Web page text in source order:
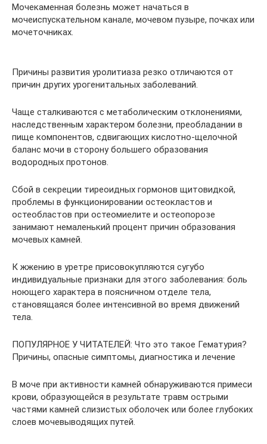
Мочекаменная болезнь может начаться в
мочеиспускательном канале, мочевом пузыре, почках или
мочеточниках.
Причины развития уролитиаза резко отличаются от
причин других урогенитальных заболеваний.
Чаще сталкиваются с метаболическим отклонениями,
наследственным характером болезни, преобладании в
пище компонентов, сдвигающих кислотно-щелочной
баланс мочи в сторону большего образования
водородных протонов.
Сбой в секреции тиреоидных гормонов щитовидкой,
проблемы в функционировании остеокластов и
остеобластов при остеомиелите и остеопорозе
занимают немаленький процент причин образования
мочевых камней.
К жжению в уретре присовокупляются сугубо
индивидуальные признаки для этого заболевания: боль
ноющего характера в поясничном отделе тела,
становящаяся более интенсивной во время движений
тела.
ПОПУЛЯРНОЕ У ЧИТАТЕЛЕЙ: Что это такое Гематурия?
Причины, опасные симптомы, диагностика и лечение
В моче при активности камней обнаруживаются примеси
крови, образующейся в результате травм острыми
частями камней слизистых оболочек или более глубоких
слоев мочевыводящих путей.